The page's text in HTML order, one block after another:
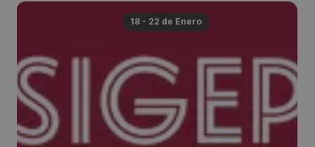
18 - 22 de Enero